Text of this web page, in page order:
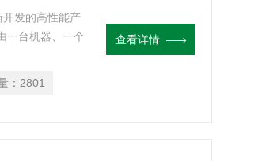
发的高性能产
一台机器、一个
： 2801
查看详情